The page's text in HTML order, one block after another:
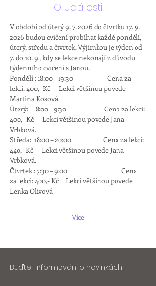
O události
V období od úterý 9. 7. 2026 do čtvrtku 17. 9.
2026 budou cvičení probíhat každé pondělí,
úterý, středu a čtvrtek. Výjimkou je týden od
7. do 10. 9., kdy se lekce nekonají z důvodu
týdenního cvičení s Janou.
Pondělí : 18:00 – 19:30          	Cena za
lekci: 400,- Kč      Lekci většinou povede
Martina Kosová.
Úterý:     8:00 – 9:30                          Cena za lekci:
400,- Kč      Lekci většinou povede Jana
Vrbková.
Středa:  18:00 – 20:00                      Cena za lekci:
440,- Kč      Lekci většinou povede Jana
Vrbková.
Čtvrtek : 7:30 – 9:00 	                       Cena
za lekci: 400,- Kč     Lekci většinou povede
Lenka Olivová
Více
Buďte informováni o novinkách